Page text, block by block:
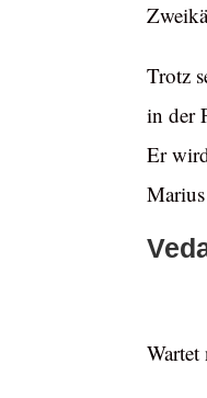
Trotz
in der
Er